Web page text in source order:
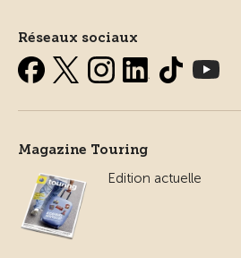
Réseaux sociaux
Magazine Touring
Edition actuelle